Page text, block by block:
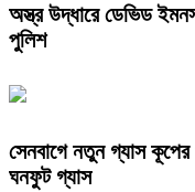
অস্ত্র উদ্ধারে ডেভিড
পুলিশ
সেনবাগে নতুন গ্যাস
ঘনফুট গ্যাস